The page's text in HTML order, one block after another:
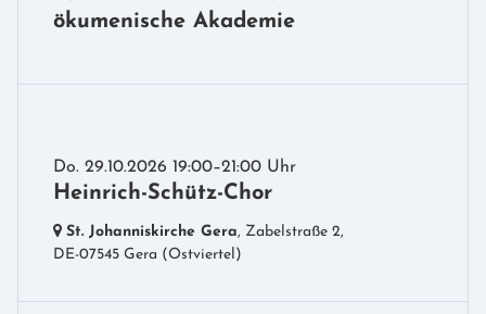
ökumenische Akademie
Do. 29.10.2026 19:00–21:00 Uhr
Heinrich-Schütz-Chor
St. Johanniskirche Gera, Zabelstraße 2,
DE-07545 Gera (Ostviertel)